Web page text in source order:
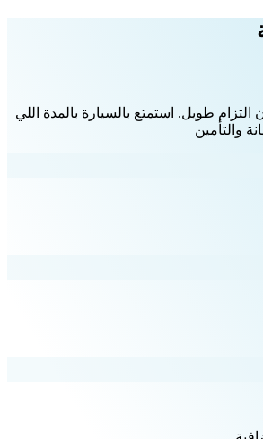
طويل. استمتع بالسيارة بالمدة اللي
والتأمين